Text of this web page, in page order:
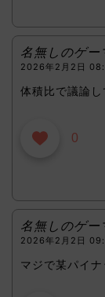
名無しのゲー
2026年2月2日
体積比で議論
0
名無しのゲー
2026年2月2日
マジで某パイ